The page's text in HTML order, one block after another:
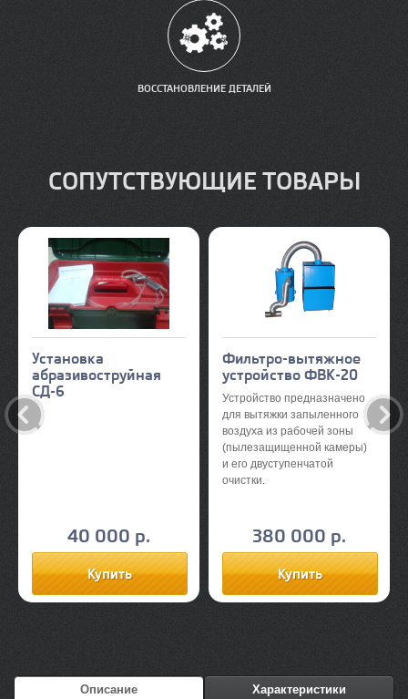
ВОССТАНОВЛЕНИЕ ДЕТАЛЕЙ
СОПУТСТВУЮЩИЕ ТОВАРЫ
Установка
абразивоструйная
СД-6
40 000 р.
Фильтро-вытяжное
устройство ФВК-20
Устройство предназначено
для вытяжки запыленного
воздуха из рабочей зоны
(пылезащищенной камеры)
и его двуступенчатой
очистки.
380 000 р.
Описание Характеристики